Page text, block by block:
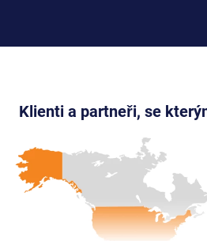
Klienti a partneři, se